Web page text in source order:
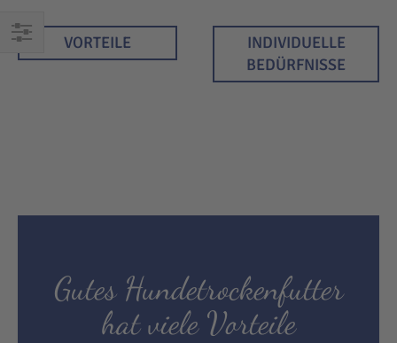
EINKAUFEN
VORTEILE
INDIVIDUELLE
BEDÜRFNISSE
Gutes Hundetrockenfutter
hat viele Vorteile